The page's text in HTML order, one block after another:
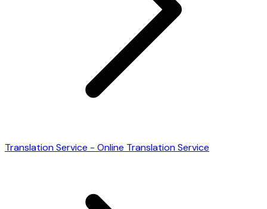
Translation Service - Online Translation Service